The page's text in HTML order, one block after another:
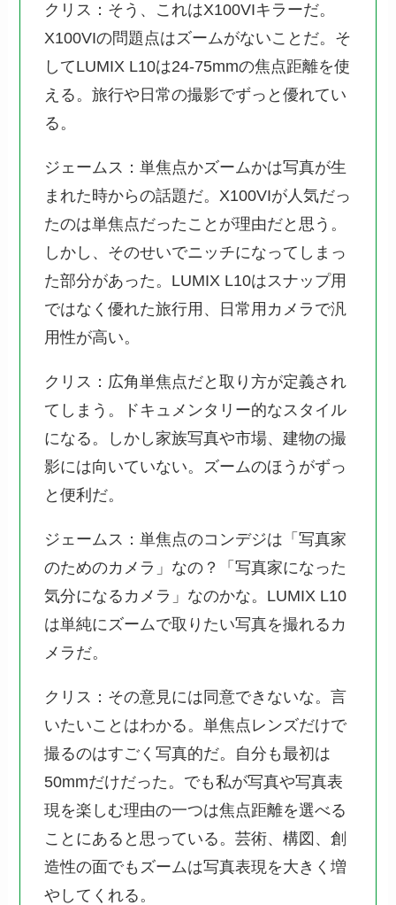
クリス：そう、これはX100VIキラーだ。
X100VIの問題点はズームがないことだ。そ
してLUMIX L10は24-75mmの焦点距離を使
える。旅行や日常の撮影でずっと優れてい
る。
ジェームス：単焦点かズームかは写真が生
まれた時からの話題だ。X100VIが人気だっ
たのは単焦点だったことが理由だと思う。
しかし、そのせいでニッチになってしまっ
た部分があった。LUMIX L10はスナップ用
ではなく優れた旅行用、日常用カメラで汎
用性が高い。
クリス：広角単焦点だと取り方が定義され
てしまう。ドキュメンタリー的なスタイル
になる。しかし家族写真や市場、建物の撮
影には向いていない。ズームのほうがずっ
と便利だ。
ジェームス：単焦点のコンデジは「写真家
のためのカメラ」なの？「写真家になった
気分になるカメラ」なのかな。LUMIX L10
は単純にズームで取りたい写真を撮れるカ
メラだ。
クリス：その意見には同意できないな。言
いたいことはわかる。単焦点レンズだけで
撮るのはすごく写真的だ。自分も最初は
50mmだけだった。でも私が写真や写真表
現を楽しむ理由の一つは焦点距離を選べる
ことにあると思っている。芸術、構図、創
造性の面でもズームは写真表現を大きく増
やしてくれる。